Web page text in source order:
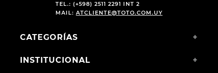
TEL.: (+598) 2511 2291 INT 2
MAIL: ATCLIENTE@TOTO.COM.UY
CATEGORÍAS +
INSTITUCIONAL +